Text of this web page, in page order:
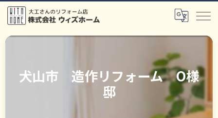
犬山市 造作リフォーム O様
邸